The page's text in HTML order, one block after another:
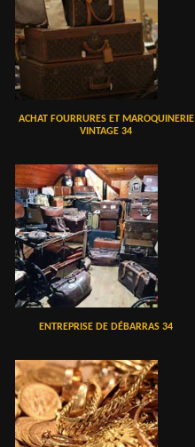
ACHAT FOURRURES ET MAROQUINERIE
VINTAGE 34
ENTREPRISE DE DÉBARRAS 34